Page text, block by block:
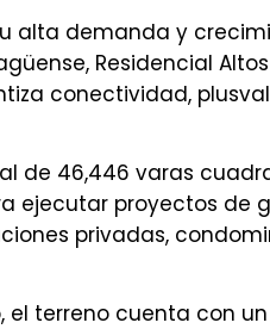
alta demanda y
Residencial
conectividad,
de 46,446 varas
ejecutar proyectos de
privadas,
el terreno cuenta con